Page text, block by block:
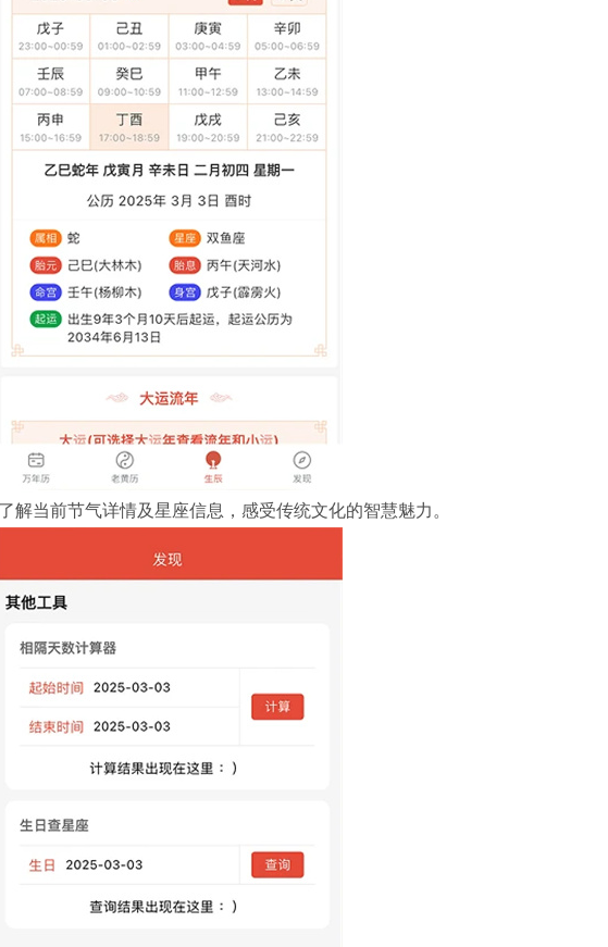
当前节气详情及星座信息，感受传统文化的智慧魅力。